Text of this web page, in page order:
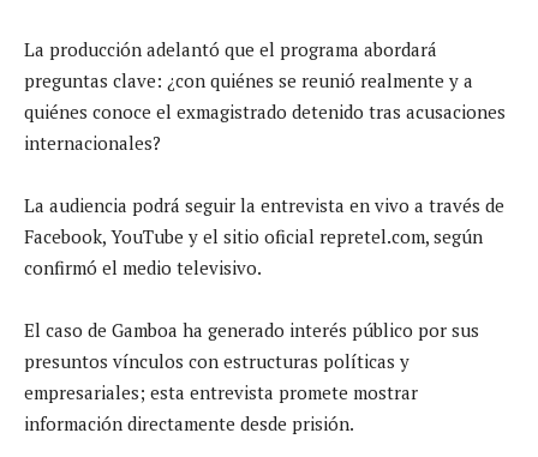
La producción adelantó que el programa abordará
preguntas clave: ¿con quiénes se reunió realmente y a
quiénes conoce el exmagistrado detenido tras acusaciones
internacionales?
La audiencia podrá seguir la entrevista en vivo a través de
Facebook, YouTube y el sitio oficial repretel.com, según
confirmó el medio televisivo.
El caso de Gamboa ha generado interés público por sus
presuntos vínculos con estructuras políticas y
empresariales; esta entrevista promete mostrar
información directamente desde prisión.